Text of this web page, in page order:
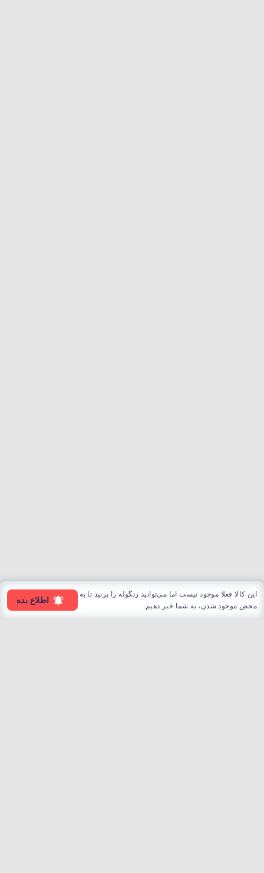
این کالا فعلا موجود نیست اما می‌توانید زنگوله را بزنید تا به
محض موجود شدن، به شما خبر دهیم.
اطلاع بده